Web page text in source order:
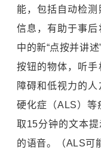
能，包括自动检
信息，有助于事后
中的新“点按并讲
按钮的物体，听
障碍和低视力的
硬化症（ALS）等
取15分钟的文本
的语音。（ALS可